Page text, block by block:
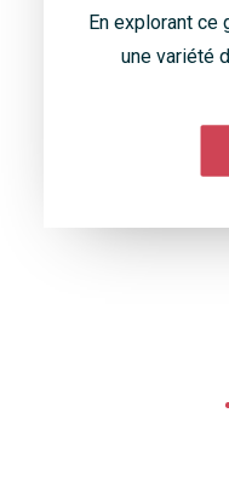
En explorant ce
une variété